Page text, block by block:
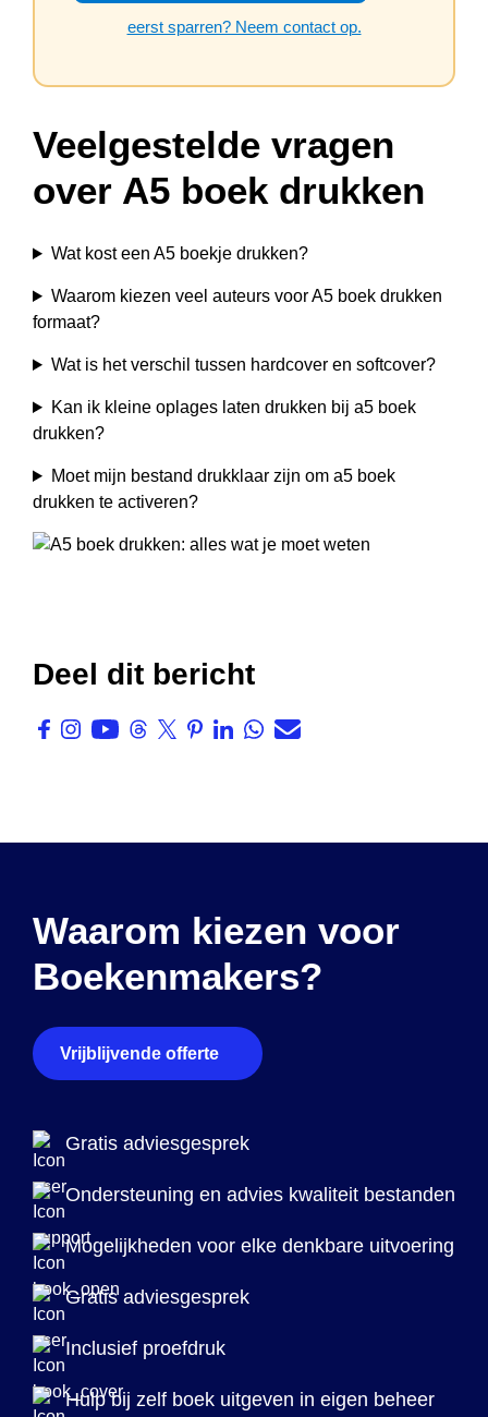
eerst sparren? Neem contact op.
Veelgestelde vragen
over A5 boek drukken
Wat kost een A5 boekje drukken?
Waarom kiezen veel auteurs voor A5 boek drukken
formaat?
Wat is het verschil tussen hardcover en softcover?
Kan ik kleine oplages laten drukken bij a5 boek
drukken?
Moet mijn bestand drukklaar zijn om a5 boek
drukken te activeren?
Deel dit bericht
Waarom kiezen voor
Boekenmakers?
Vrijblijvende offerte
Gratis adviesgesprek
Ondersteuning en advies kwaliteit bestanden
Mogelijkheden voor elke denkbare uitvoering
Gratis adviesgesprek
Inclusief proefdruk
Hulp bij zelf boek uitgeven in eigen beheer